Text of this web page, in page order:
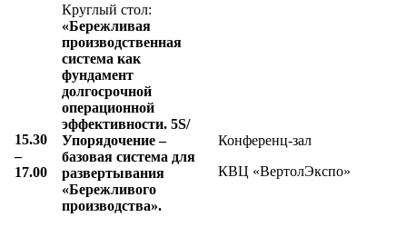
15.30
–
17.00
Круглый стол:
«Бережливая
производственная
система как
фундамент
долгосрочной
операционной
эффективности. 5S/
Упорядочение –
базовая система для
развертывания
«Бережливого
производства».
Конференц-зал
КВЦ «ВертолЭкспо»